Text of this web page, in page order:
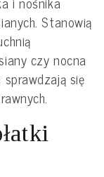
Stanowią
czy nocna
się